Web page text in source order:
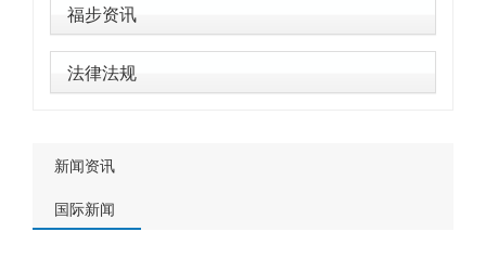
福步资讯
法律法规
新闻资讯
国际新闻